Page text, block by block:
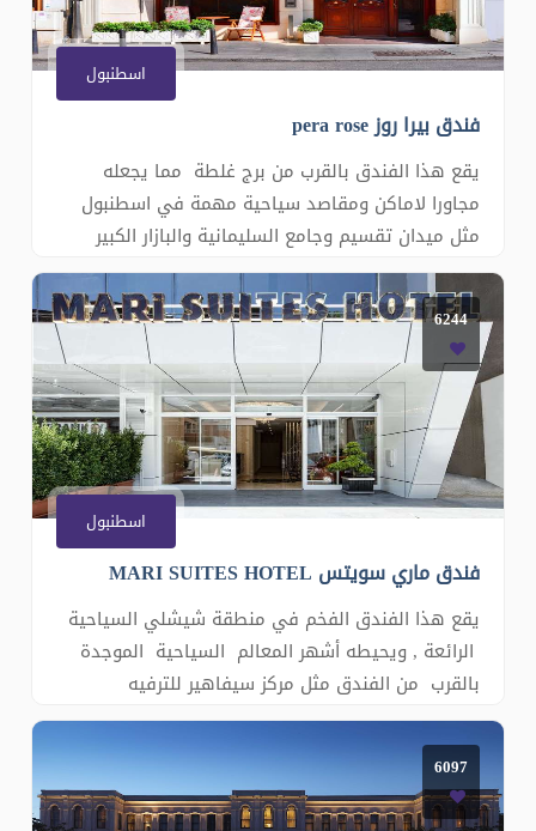
اسطنبول
فندق بيرا روز pera rose
يقع هذا الفندق بالقرب من برج غلطة مما يجعله
مجاورا لاماكن ومقاصد سياحية مهمة في اسطنبول
مثل ميدان تقسيم وجامع السليمانية والبازار الكبير
وقصر دولما ومتحف اسطنبول للاثار وغيره الكثير من
الاماكن ذات الجذب السياحي يحتوي الفندق على 52
غرفة للضيافة ومطعم وصالة للياقة البدنية وكراج
للسيار�
6244
اسطنبول
فندق ماري سويتس MARI SUITES HOTEL
يقع هذا الفندق الفخم في منطقة شيشلي السياحية
الرائعة , ويحيطه أشهر المعالم السياحية الموجدة
بالقرب من الفندق مثل مركز سيفاهير للترفيه
والتسوق , وملعب تورك تيليكوم الشهير . وقصر
دولمه بهشه العريق , جسر البوسفور الرابط طرفي
اسطنبول الاسيوية و الاروبية , ميدان تقسيم الوجه
السياحي لكل سياح
6097